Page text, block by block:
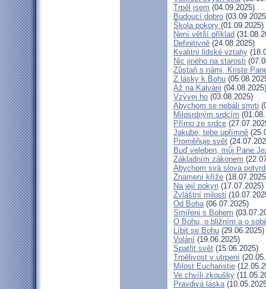
Trpěl jsem (04.09.2025)
Budoucí dobro
Škola pokory (01.09.2025)
Není větší příklad
Definitivně (24.08.2025)
Kvalitní lidské vztahy
Nic jiného na starosti
Zůstaň s námi, Kriste
Z lásky k Bohu
Až na Kalvárii (04.08.2025)
Vzývej ho (03.08.2025)
Abychom se nebáli smrti
Milosrdným srdcím
Přímo ze srdce
Jakube, tebe upřímně
Proměňuje svět
Buď veleben, můj Pane
Základním zákonem
Abychom svá slova
Znamení kříže
Na její pokyn (17.07.2025)
Zvláštní milosti
Od Boha(06.07.2025)
Smířeni s Bohem
O Bohu, o bližním a o
Líbit se Bohu (29.06.2025)
Volání (19.06.2025)
Spatřit svět (15.06.2025)
Trpělivost v utrpení
Milost Eucharistie
Ve chvíli zkoušky
Pravdivá láska